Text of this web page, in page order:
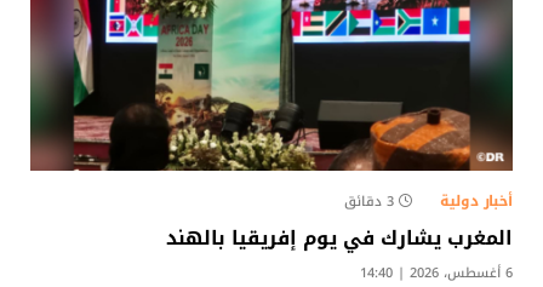
أخبار دولية 3 دقائق
المغرب يشارك في يوم إفريقيا بالهند
6 أغسطس، 2026 | 14:40